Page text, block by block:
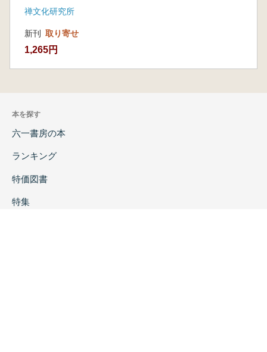
禅文化研究所
新刊 取り寄せ
1,265円
本を探す
六一書房の本
ランキング
特価図書
特集